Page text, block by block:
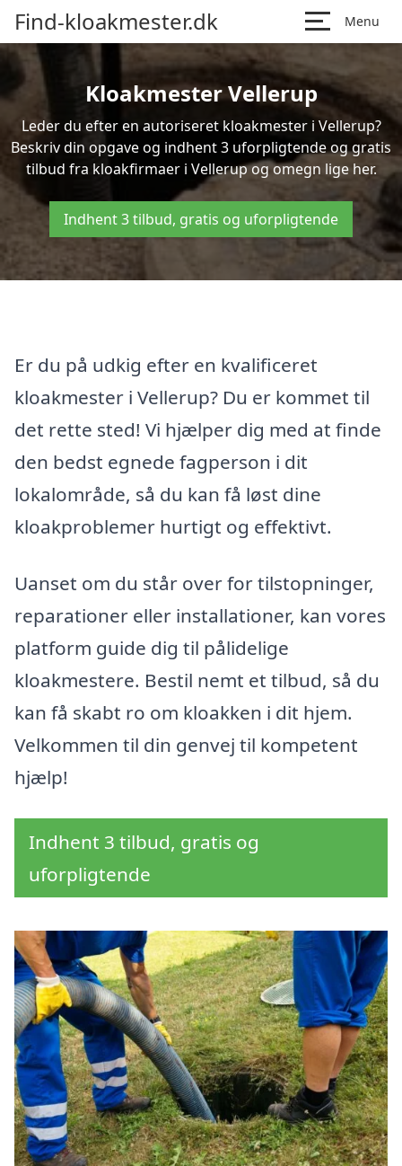
Find-kloakmester.dk Menu
Kloakmester Vellerup
Leder du efter en autoriseret kloakmester i Vellerup?
Beskriv din opgave og indhent 3 uforpligtende og gratis
tilbud fra kloakfirmaer i Vellerup og omegn lige her.
Indhent 3 tilbud, gratis og uforpligtende
Er du på udkig efter en kvalificeret
kloakmester i Vellerup? Du er kommet til
det rette sted! Vi hjælper dig med at finde
den bedst egnede fagperson i dit
lokalområde, så du kan få løst dine
kloakproblemer hurtigt og effektivt.
Uanset om du står over for tilstopninger,
reparationer eller installationer, kan vores
platform guide dig til pålidelige
kloakmestere. Bestil nemt et tilbud, så du
kan få skabt ro om kloakken i dit hjem.
Velkommen til din genvej til kompetent
hjælp!
Indhent 3 tilbud, gratis og
uforpligtende